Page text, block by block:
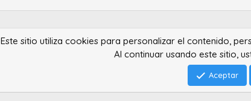
Community platform by
Advanced Forum Stats by
Park theme
Este sitio utiliza cookies para personalizar el contenido,
Al continuar usando este sitio,
Aceptar